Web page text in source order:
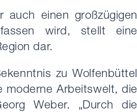
auch einen großzügigen
wird, stellt eine
dar.
zu Wolfenbüttel
moderne Arbeitswelt, die
Weber. „Durch die